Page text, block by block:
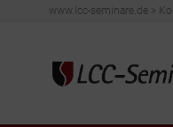
www.lcc-seminare.de >